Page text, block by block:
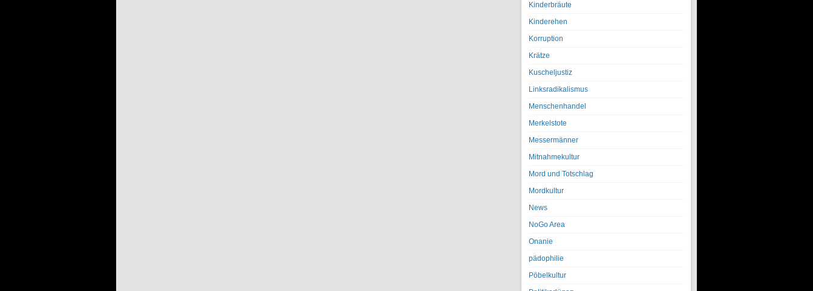
Kinderbräute
Kinderehen
Korruption
Krätze
Kuscheljustiz
Linksradikalismus
Menschenhandel
Merkelstote
Messermänner
Mitnahmekultur
Mord und Totschlag
Mordkultur
News
NoGo Area
Onanie
pädophilie
Pöbelkultur